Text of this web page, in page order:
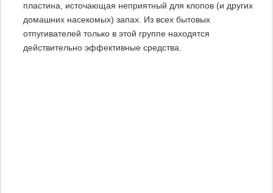
пластина, источающая неприятный для клопов (и других
домашних насекомых) запах. Из всех бытовых
отпугивателей только в этой группе находятся
действительно эффективные средства.